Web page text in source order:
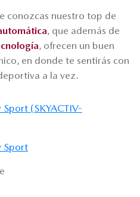
conozcas nuestro top de
, que además de
, ofrecen un buen
en donde te sentirás con
a la vez.
(SKYACTIV-
Sport